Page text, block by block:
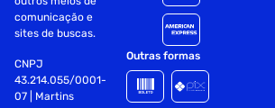
comunicação e
sites de buscas.
CNPJ
43.214.055/0001-
07 | Martins
Outras formas